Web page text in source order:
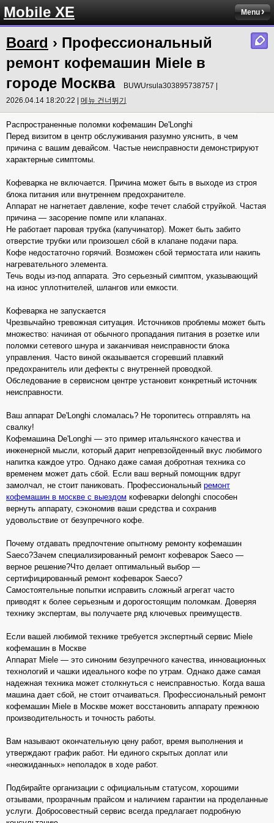
Mobile XE Menu
Board › Профессиональный
ремонт кофемашин Miele в
городе Москва
BUWUrsula303895738757 |
2026.04.14 18:20:22 | 메뉴 건너뛰기
Распространенные поломки кофемашин De'Longhi
Перед визитом в центр обслуживания разумно уяснить, в чем
причина с вашим девайсом. Частые неисправности демонстрируют
характерные симптомы.
Кофеварка не включается. Причина может быть в выходе из строя
блока питания или внутреннем предохранителе.
Аппарат не нагнетает давление, кофе течет слабой струйкой. Частая
причина — засорение помпе или клапанах.
Не работает паровая трубка (капучинатор). Может быть забито
отверстие трубки или произошел сбой в клапане подачи пара.
Кофе недостаточно горячий. Возможен сбой термостата или накипь
нагревательного элемента.
Течь воды из-под аппарата. Это серьезный симптом, указывающий
на износ уплотнителей, шлангов или емкости.
Кофеварка не запускается
Чрезвычайно тревожная ситуация. Источников проблемы может быть
множество: начиная от обычного пропадания питания в розетке или
поломки сетевого шнура и заканчивая неисправности блока
управления. Часто виной оказывается сгоревший плавкий
предохранитель или дефекты с внутренней проводкой.
Обследование в сервисном центре установит конкретный источник
неисправности.
Ваш аппарат De'Longhi сломалась? Не торопитесь отправлять на
свалку!
Кофемашина De'Longhi — это пример итальянского качества и
инженерной мысли, который дарит непревзойденный вкус любимого
напитка каждое утро. Однако даже самая добротная техника со
временем может дать сбой. Если ваш верный помощник вдруг
замолчал, не стоит паниковать. Профессиональный ремонт
кофемашин в москве с выездом кофеварки delonghi способен
вернуть аппарату, сэкономив ваши средства и сохранив
удовольствие от безупречного кофе.
Почему отдавать предпочтение опытному ремонту кофемашин
Saeco?Зачем специализированный ремонт кофеварок Saeco —
верное решение?Что делает оптимальный выбор —
сертифицированный ремонт кофеварок Saeco?
Самостоятельные попытки исправить сложный агрегат часто
приводят к более серьезным и дорогостоящим поломкам. Доверяя
технику экспертам, вы получаете ряд ключевых преимуществ.
Если вашей любимой технике требуется экспертный сервис Miele
кофемашин в Москве
Аппарат Miele — это синоним безупречного качества, инновационных
технологий и чашки идеального кофе по утрам. Однако даже самая
надежная техника может столкнуться с неисправностью. Когда ваша
машина дает сбой, не стоит отчаиваться. Профессиональный ремонт
кофемашин Miele в Москве может восстановить аппарату прежнюю
производительность и точность работы.
Вам называют окончательную цену работ, время выполнения и
утверждают график работ. Ни единого скрытых доплат или
«неожиданных» неполадок в ходе работ.
Подбирайте организации с официальным статусом, хорошими
отзывами, прозрачным прайсом и наличием гарантии на проделанные
услуги. Добросовестный сервис всегда предлагает подробную